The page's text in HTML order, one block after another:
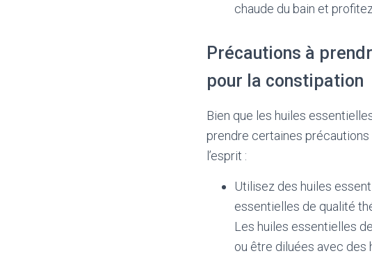
chaude du bain et
Précautions à
pour la constipation
Bien que les huiles
prendre certaines
l’esprit :
Utilisez des huiles
essentielles de qualité
Les huiles essentielles
ou être diluées avec des